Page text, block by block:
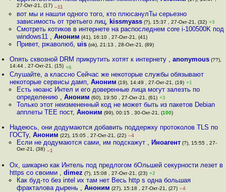
27-Окт-21, (17) –11
вот мы и нашли одного того, кто плюсанулТы серьезно
зависимость от третьего лиц, kissmyass(?), 15:37 , 27-Окт-21, (32) +3
Смотреть котиков в интернете на распоследнем core i-100500K под
windows11 , Аноним (41), 16:10 , 27-Окт-21, (41)
Привет, ржаволюб, uis(ok), 21:13 , 28-Окт-21, (89)
Опять сквозной DRM прикрутить хотят к интернету ,anonymous (??),
14:44 , 27-Окт-21, (15) +6
Слушайте, а классно Сейчас же некоторые службы обязывают
некоторые сервисы дамп,Аноним (19), 14:49 , 27-Окт-21, (19) +1
Есть нюанс Интел и его доверенные лица могут залезть по
определению , Аноним (60), 19:50 , 27-Окт-21, (61) +3
Только этот неизмененный код не может быть из пакетов Debian
апплеты TEE пост, Аноним (99), 00:15 , 30-Окт-21, (100)
Надеюсь, они додумаются добавить поддержку протоколов TLS по
ГОСТу,Аноним (22), 15:05 , 27-Окт-21, (22) –4
Если не додумаются сами, им подскажут , Иноагент(?), 15:55 , 27-
Окт-21, (38) –1
Ох, шикарно как Интель под предлогом бОльшей секурности лезет в
https со своими ,dimez (?), 15:08 , 27-Окт-21, (23) +2
Как буд-то без intel их там нет Весь http s одна большая
фракталова дырень , Аноним (27), 15:18 , 27-Окт-21, (27) –4